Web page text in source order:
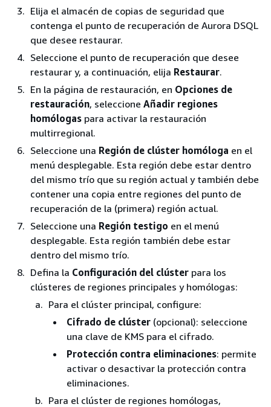
Elija el almacén de copias de seguridad que
contenga el punto de recuperación de Aurora DSQL
que desee restaurar.
Seleccione el punto de recuperación que desee
restaurar y, a continuación, elija Restaurar.
En la página de restauración, en Opciones de
restauración, seleccione Añadir regiones
homólogas para activar la restauración
multirregional.
Seleccione una Región de clúster homóloga en el
menú desplegable. Esta región debe estar dentro
del mismo trío que su región actual y también debe
contener una copia entre regiones del punto de
recuperación de la (primera) región actual.
Seleccione una Región testigo en el menú
desplegable. Esta región también debe estar
dentro del mismo trío.
Defina la Configuración del clúster para los
clústeres de regiones principales y homólogas:
Para el clúster principal, configure:
Cifrado de clúster (opcional): seleccione
una clave de KMS para el cifrado.
Protección contra eliminaciones: permite
activar o desactivar la protección contra
eliminaciones.
Para el clúster de regiones homólogas,